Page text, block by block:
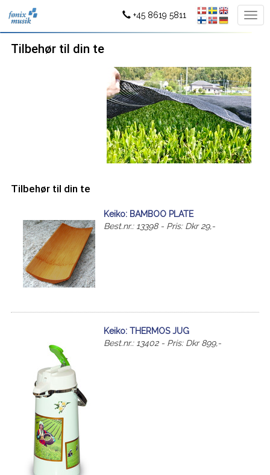
+45 8619 5811
Tilbehør til din te
Tilbehør til din te
Keiko: BAMBOO PLATE
Best.nr.: 13398 - Pris: Dkr 29,-
Keiko: THERMOS JUG
Best.nr.: 13402 - Pris: Dkr 899,-